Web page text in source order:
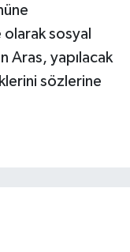
sosyal
Aras, yapılacak
sözlerine